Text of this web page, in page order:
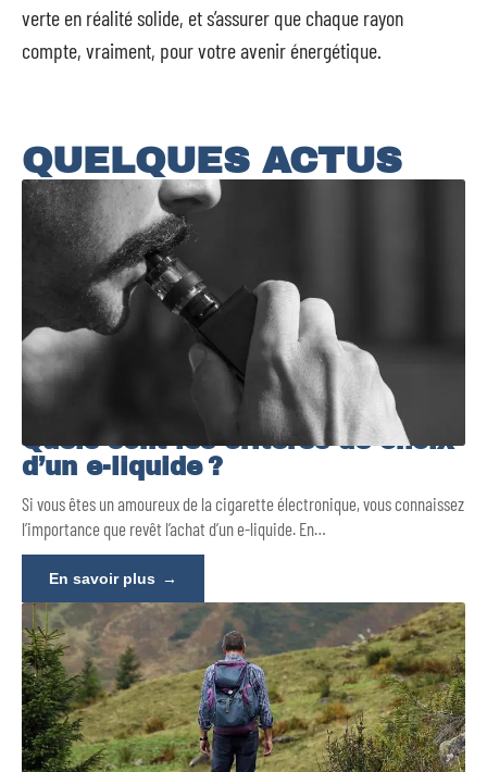
verte en réalité solide, et s’assurer que chaque rayon
compte, vraiment, pour votre avenir énergétique.
QUELQUES ACTUS
Quels sont les critères de choix
d’un e-liquide ?
Si vous êtes un amoureux de la cigarette électronique, vous connaissez
l’importance que revêt l’achat d’un e-liquide. En…
En savoir plus